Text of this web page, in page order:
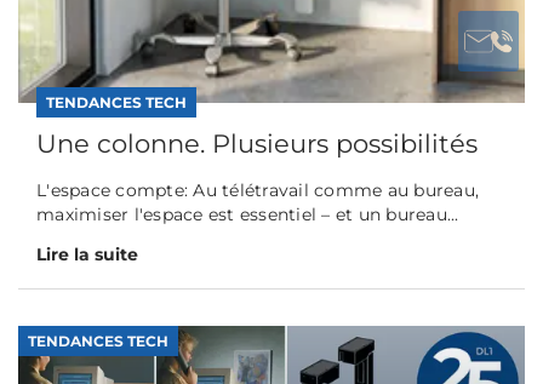
TENDANCES TECH
Une colonne. Plusieurs possibilités
L'espace compte: Au télétravail comme au bureau,
maximiser l'espace est essentiel – et un bureau...
Lire la suite
TENDANCES TECH